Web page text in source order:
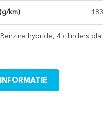
km) 183
hybride, 4 cilinders plat